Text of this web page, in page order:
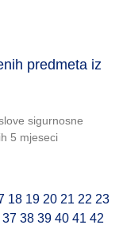
predmeta iz
sigurnosne
5 mjeseci
18 19 20 21 22 23
37 38 39 40 41 42